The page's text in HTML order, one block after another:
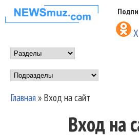
Перейти к
содержанию
НОВОСТИ
МУЗЫКИ И
ШОУ БИЗНЕСА
NEWSMUZ.COM
X
Main menu
Подразделы
Вы здесь
Главная» Вход на сайт
Вход на